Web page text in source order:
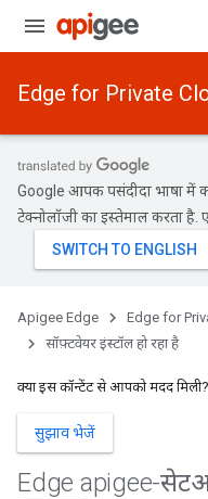
Edge for Private
Google आपकी पसंदीदा भाषा
टेक्नोलॉजी का इस्तेमाल करता
Apigee Edge Edge for
सॉफ़्टवेयर इंस्टॉल हो रहा है
क्या इस कॉन्टेंट से आपको मदद मिली?
सुझाव भेजें
Edge apigee-